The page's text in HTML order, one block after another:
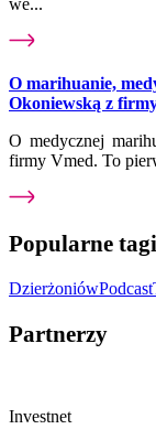
O marihuanie,
Okoniewską z
O medycznej
firmy Vmed. To
Popularne tagi
DzierżoniówPodcast
Partnerzy
Investnet